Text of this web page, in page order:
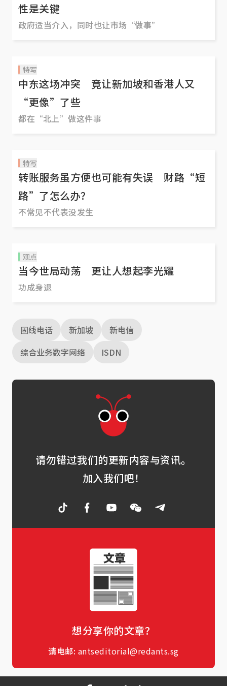
性是关键
政府适当介入，同时也让市场“做事”
特写
中东这场冲突 竟让新加坡和香港人又
“更像”了些
都在“北上”做这件事
特写
转账服务虽方便也可能有失误 财路“短
路”了怎么办？
不常见不代表没发生
观点
当今世局动荡 更让人想起李光耀
功成身退
固线电话 新加坡
新电信
综合业务数字网络
ISDN
请勿错过我们的更新内容与资讯。
加入我们吧！
想分享你的文章？
请电邮: antseditorial@redants.sg